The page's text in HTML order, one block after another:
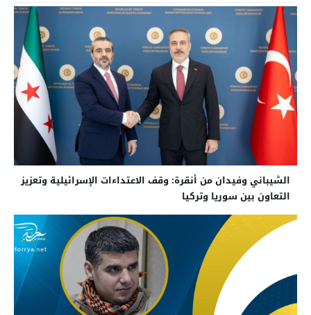
الشيباني وفيدان من أنقرة: وقف الاعتداءات الإسرائيلية وتعزيز
التعاون بين سوريا وتركيا